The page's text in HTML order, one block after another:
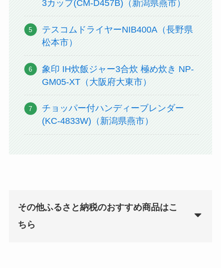
3カップ(CM-D457B)（新潟県燕市）
テスコムドライヤーNIB400A（長野県
松本市）
象印 IH炊飯ジャー3合炊 極め炊き NP-
GM05-XT（大阪府大東市）
チョッパー付ハンディーブレンダー
(KC-4833W)（新潟県燕市）
その他ふるさと納税のおすすめ商品はこ
ちら